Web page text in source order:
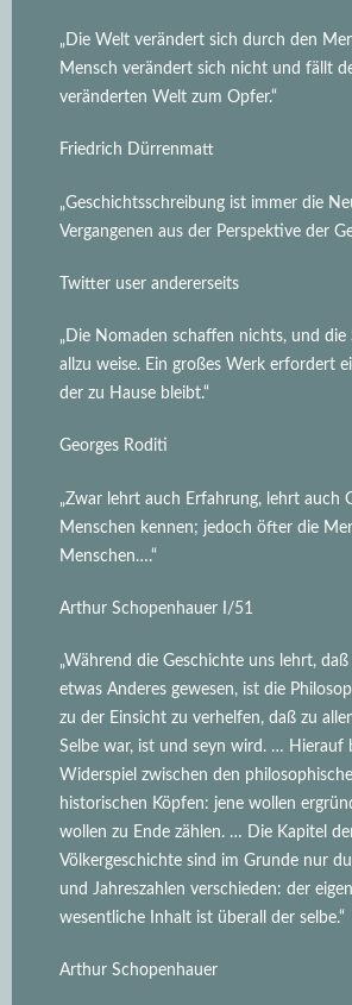
„Die Welt verändert sich durch den
Mensch verändert sich nicht und fällt
veränderten Welt zum Opfer.“
Friedrich Dürrenmatt
„Geschichtsschreibung ist immer die
Vergangenen aus der Perspektive der
Twitter user andererseits
„Die Nomaden schaffen nichts, und die
allzu weise. Ein großes Werk erfordert
der zu Hause bleibt.“
Georges Roditi
„Zwar lehrt auch Erfahrung, lehrt auch
Menschen kennen; jedoch öfter die
Menschen….“
Arthur Schopenhauer I/51
„Während die Geschichte uns lehrt,
etwas Anderes gewesen, ist die
zu der Einsicht zu verhelfen, daß zu
Selbe war, ist und seyn wird. … Hierauf
Widerspiel zwischen den
historischen Köpfen: jene wollen
wollen zu Ende zählen. … Die Kapitel
Völkergeschichte sind im Grunde nur
und Jahreszahlen verschieden: der
wesentliche Inhalt ist überall der selbe.“
Arthur Schopenhauer